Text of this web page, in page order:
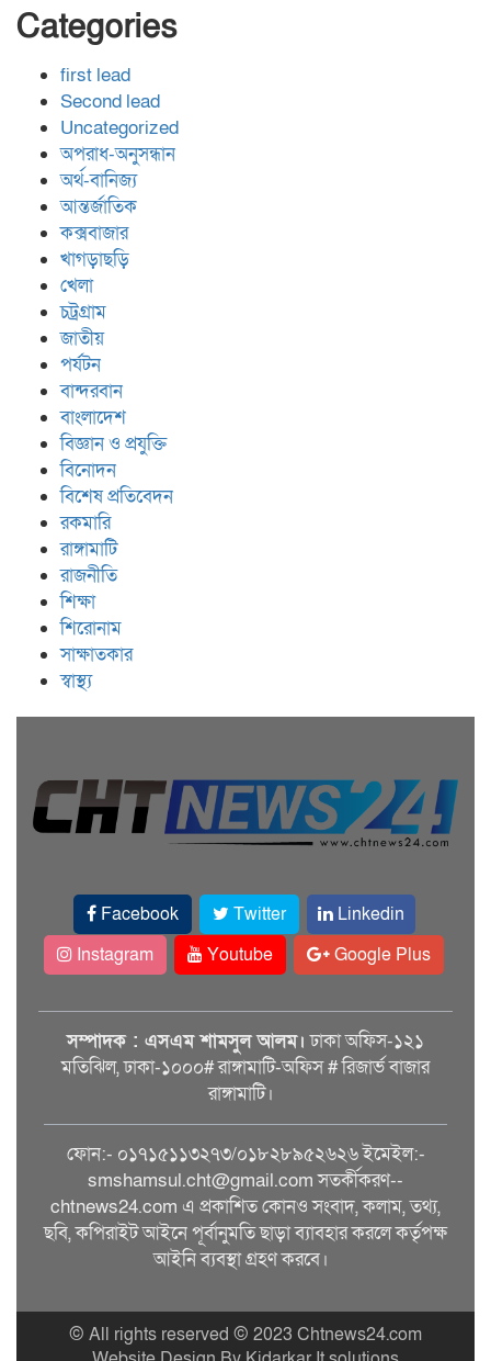
Categories
first lead
Second lead
Uncategorized
অপরাধ-অনুসন্ধান
অর্থ-বানিজ্য
আন্তর্জাতিক
কক্সবাজার
খাগড়াছড়ি
খেলা
চট্রগ্রাম
জাতীয়
পর্যটন
বান্দরবান
বাংলাদেশ
বিজ্ঞান ও প্রযুক্তি
বিনোদন
বিশেষ প্রতিবেদন
রকমারি
রাঙ্গামাটি
রাজনীতি
শিক্ষা
শিরোনাম
সাক্ষাতকার
স্বাস্থ্য
Facebook Twitter
Linkedin
Instagram
Youtube Google Plus
সম্পাদক : এসএম শামসুল আলম। ঢাকা অফিস-১২১
মতিঝিল, ঢাকা-১০০০# রাঙ্গামাটি-অফিস # রিজার্ভ বাজার
রাঙ্গামাটি।
ফোন:- ০১৭১৫১১৩২৭৩/০১৮২৮৯৫২৬২৬ ইমেইল:-
smshamsul.cht@gmail.com সতর্কীকরণ--
chtnews24.com এ প্রকাশিত কোনও সংবাদ, কলাম, তথ্য,
ছবি, কপিরাইট আইনে পূর্বানুমতি ছাড়া ব্যাবহার করলে কর্তৃপক্ষ
আইনি ব্যবস্থা গ্রহণ করবে।
© All rights reserved © 2023 Chtnews24.com